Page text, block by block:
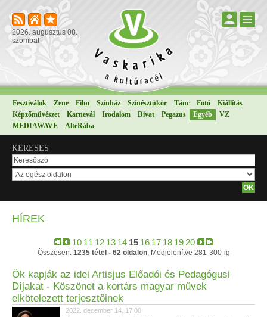
2026. augusztus 08.
szombat
Fesztiválok Zene Film Színház Színésztükör Tánc Fotó
Kiállítás
Képzőművészet
Karnevál Irodalom Divat Pegazus Egyéb
VZ
MEDIAWAVE
AlteRába
KERESÉS
HÍREK
10 11 12 13 14 15 16 17 18 19 20
Összesen: 1235 tétel - 62 oldalon, Megjelenítve 281-300-ig
Ők kapják az idei Artisjus Előadói és Pedagógusi
Díjakat - Köszönet a kortárs magyar művek
elkötelezett terjesztőinek
2022. december 14. 17:00